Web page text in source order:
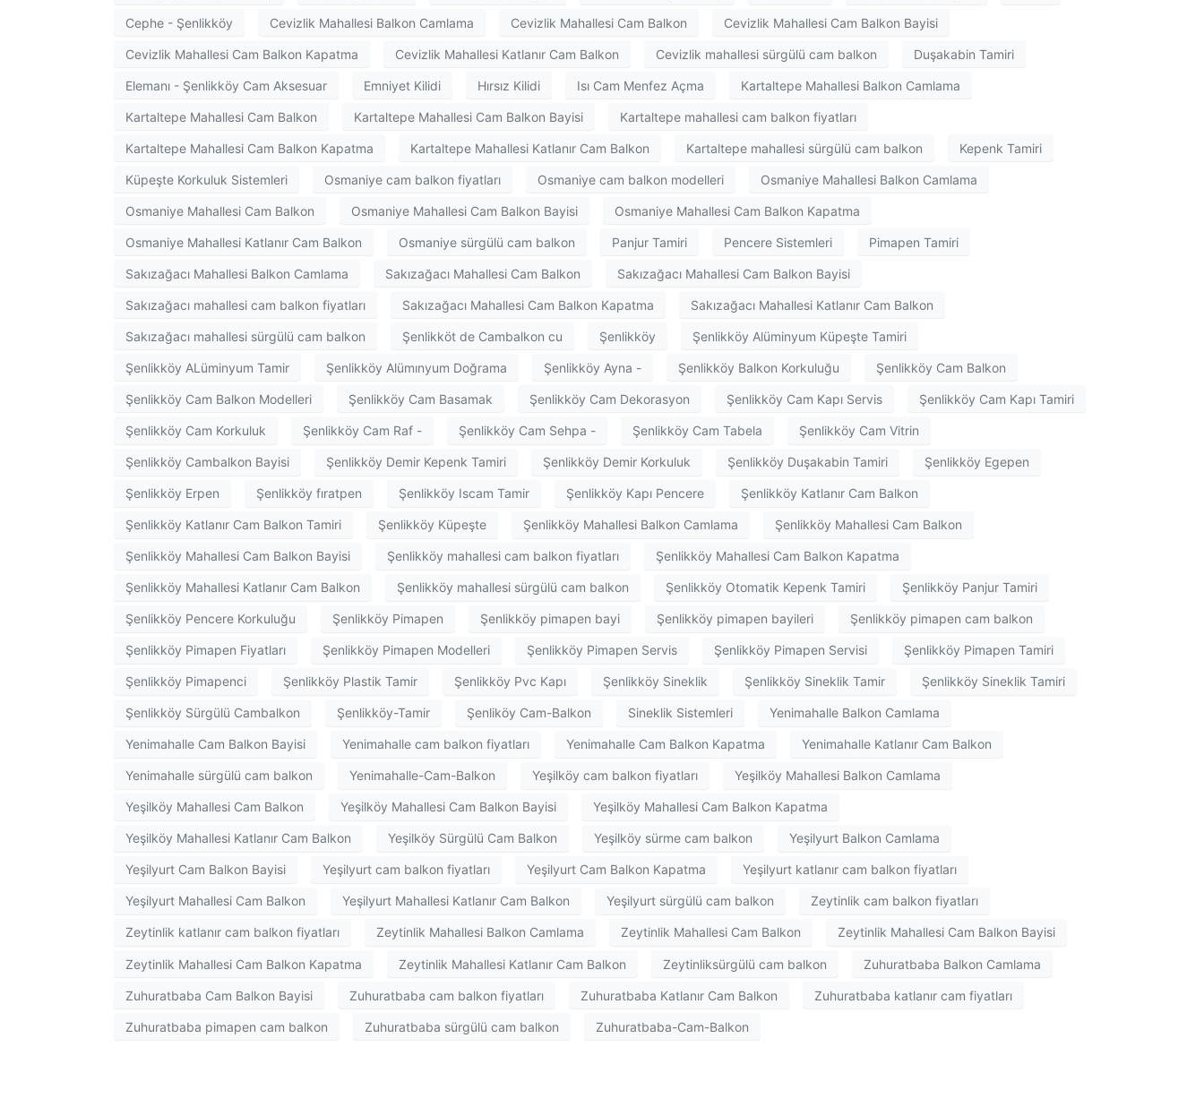
Cephe - Şenlikköy Cevizlik Mahallesi Balkon Camlama Cevizlik Mahallesi Cam Balkon Cevizlik Mahallesi Cam Balkon Bayisi
Cevizlik Mahallesi Cam Balkon Kapatma Cevizlik Mahallesi Katlanır Cam Balkon Cevizlik mahallesi sürgülü cam balkon Duşakabin Tamiri
Elemanı - Şenlikköy Cam Aksesuar Emniyet Kilidi Hırsız Kilidi Isı Cam Menfez Açma Kartaltepe Mahallesi Balkon Camlama
Kartaltepe Mahallesi Cam Balkon Kartaltepe Mahallesi Cam Balkon Bayisi Kartaltepe mahallesi cam balkon fiyatları
Kartaltepe Mahallesi Cam Balkon Kapatma Kartaltepe Mahallesi Katlanır Cam Balkon Kartaltepe mahallesi sürgülü cam balkon Kepenk Tamiri
Küpeşte Korkuluk Sistemleri Osmaniye cam balkon fiyatları Osmaniye cam balkon modelleri Osmaniye Mahallesi Balkon Camlama
Osmaniye Mahallesi Cam Balkon Osmaniye Mahallesi Cam Balkon Bayisi Osmaniye Mahallesi Cam Balkon Kapatma
Osmaniye Mahallesi Katlanır Cam Balkon Osmaniye sürgülü cam balkon Panjur Tamiri Pencere Sistemleri Pimapen Tamiri
Sakızağacı Mahallesi Balkon Camlama Sakızağacı Mahallesi Cam Balkon Sakızağacı Mahallesi Cam Balkon Bayisi
Sakızağacı mahallesi cam balkon fiyatları Sakızağacı Mahallesi Cam Balkon Kapatma Sakızağacı Mahallesi Katlanır Cam Balkon
Sakızağacı mahallesi sürgülü cam balkon Şenlikköt de Cambalkon cu Şenlikköy Şenlikköy Alüminyum Küpeşte Tamiri
Şenlikköy ALüminyum Tamir Şenlikköy Alümınyum Doğrama Şenlikköy Ayna - Şenlikköy Balkon Korkuluğu Şenlikköy Cam Balkon
Şenlikköy Cam Balkon Modelleri Şenlikköy Cam Basamak Şenlikköy Cam Dekorasyon Şenlikköy Cam Kapı Servis Şenlikköy Cam Kapı Tamiri
Şenlikköy Cam Korkuluk Şenlikköy Cam Raf - Şenlikköy Cam Sehpa - Şenlikköy Cam Tabela Şenlikköy Cam Vitrin
Şenlikköy Cambalkon Bayisi Şenlikköy Demir Kepenk Tamiri Şenlikköy Demir Korkuluk Şenlikköy Duşakabin Tamiri Şenlikköy Egepen
Şenlikköy Erpen Şenlikköy fıratpen Şenlikköy Iscam Tamir Şenlikköy Kapı Pencere Şenlikköy Katlanır Cam Balkon
Şenlikköy Katlanır Cam Balkon Tamiri Şenlikköy Küpeşte Şenlikköy Mahallesi Balkon Camlama Şenlikköy Mahallesi Cam Balkon
Şenlikköy Mahallesi Cam Balkon Bayisi Şenlikköy mahallesi cam balkon fiyatları Şenlikköy Mahallesi Cam Balkon Kapatma
Şenlikköy Mahallesi Katlanır Cam Balkon Şenlikköy mahallesi sürgülü cam balkon Şenlikköy Otomatik Kepenk Tamiri Şenlikköy Panjur Tamiri
Şenlikköy Pencere Korkuluğu Şenlikköy Pimapen Şenlikköy pimapen bayi Şenlikköy pimapen bayileri Şenlikköy pimapen cam balkon
Şenlikköy Pimapen Fiyatları Şenlikköy Pimapen Modelleri Şenlikköy Pimapen Servis Şenlikköy Pimapen Servisi Şenlikköy Pimapen Tamiri
Şenlikköy Pimapenci Şenlikköy Plastik Tamir Şenlikköy Pvc Kapı Şenlikköy Sineklik Şenlikköy Sineklik Tamir Şenlikköy Sineklik Tamiri
Şenlikköy Sürgülü Cambalkon Şenlikköy-Tamir Şenliköy Cam-Balkon Sineklik Sistemleri Yenimahalle Balkon Camlama
Yenimahalle Cam Balkon Bayisi Yenimahalle cam balkon fiyatları Yenimahalle Cam Balkon Kapatma Yenimahalle Katlanır Cam Balkon
Yenimahalle sürgülü cam balkon Yenimahalle-Cam-Balkon Yeşilköy cam balkon fiyatları Yeşilköy Mahallesi Balkon Camlama
Yeşilköy Mahallesi Cam Balkon Yeşilköy Mahallesi Cam Balkon Bayisi Yeşilköy Mahallesi Cam Balkon Kapatma
Yeşilköy Mahallesi Katlanır Cam Balkon Yeşilköy Sürgülü Cam Balkon Yeşilköy sürme cam balkon Yeşilyurt Balkon Camlama
Yeşilyurt Cam Balkon Bayisi Yeşilyurt cam balkon fiyatları Yeşilyurt Cam Balkon Kapatma Yeşilyurt katlanır cam balkon fiyatları
Yeşilyurt Mahallesi Cam Balkon Yeşilyurt Mahallesi Katlanır Cam Balkon Yeşilyurt sürgülü cam balkon Zeytinlik cam balkon fiyatları
Zeytinlik katlanır cam balkon fiyatları Zeytinlik Mahallesi Balkon Camlama Zeytinlik Mahallesi Cam Balkon Zeytinlik Mahallesi Cam Balkon Bayisi
Zeytinlik Mahallesi Cam Balkon Kapatma Zeytinlik Mahallesi Katlanır Cam Balkon Zeytinliksürgülü cam balkon Zuhuratbaba Balkon Camlama
Zuhuratbaba Cam Balkon Bayisi Zuhuratbaba cam balkon fiyatları Zuhuratbaba Katlanır Cam Balkon Zuhuratbaba katlanır cam fiyatları
Zuhuratbaba pimapen cam balkon Zuhuratbaba sürgülü cam balkon Zuhuratbaba-Cam-Balkon